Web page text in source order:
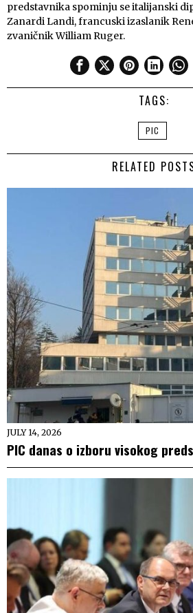
predstavnika spominju se italijanski
Zanardi Landi, francuski izaslanik
zvaničnik William Ruger.
TAGS:
PIC
RELATED
JULY 14, 2026
PIC danas o izboru visokog